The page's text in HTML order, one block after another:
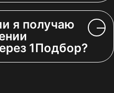
я получаю
1Подбор?